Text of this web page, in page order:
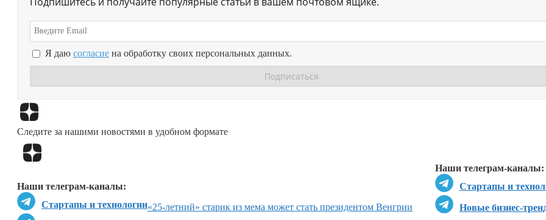
Я даю согласие на обработку своих персональных данных.
Следите за нашими новостями в удобном формате
Наши телеграм-каналы:
Стартапы и
Новые бизнес-
Наши телеграм-каналы:
Стартапы и технологии«25-летний» старик из мема может стать президентом Венгрии